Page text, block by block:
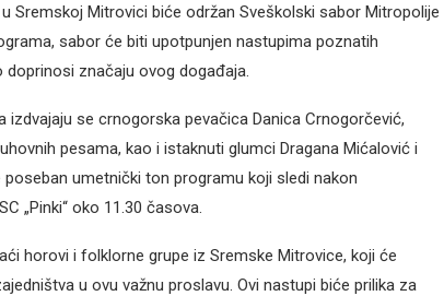
Sremskoj Mitrovici biće održan Sveškolski sabor Mitropolije
sabor će biti upotpunjen nastupima poznatih
značaju ovog događaja.
se crnogorska pevačica Danica Crnogorčević,
pesama, kao i istaknuti glumci Dragana Mićalović i
umetnički ton programu koji sledi nakon
„Pinki“ oko 11.30 časova.
horovi i folklorne grupe iz Sremske Mitrovice, koji će
u ovu važnu proslavu. Ovi nastupi biće prilika za